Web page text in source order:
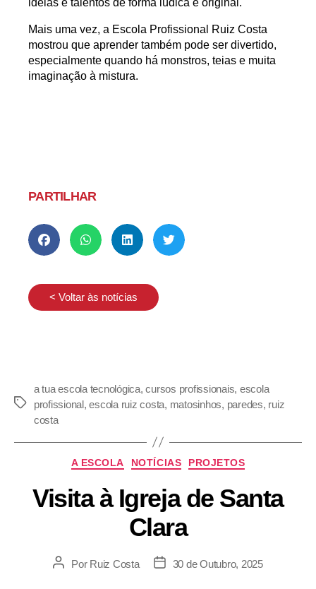
Mais uma vez, a Escola Profissional Ruiz Costa
mostrou que aprender também pode ser divertido,
especialmente quando há monstros, teias e muita
imaginação à mistura.
PARTILHAR
< Voltar às notícias
a tua escola tecnológica,cursos profissionais, escola
profissional,escola ruiz costa, matosinhos, paredes, ruiz
costa
A ESCOLA NOTÍCIAS PROJETOS
Visita à Igreja de Santa
Clara
Por Ruiz Costa 30 de Outubro, 2025